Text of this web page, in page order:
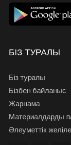
БІЗ ТУРАЛЫ
Біз туралы
Бізбен байланыс
Жарнама
Материалдарды
Әлеуметтік